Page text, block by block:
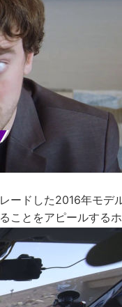
ードした2016年モデ
ことをアピールするホ